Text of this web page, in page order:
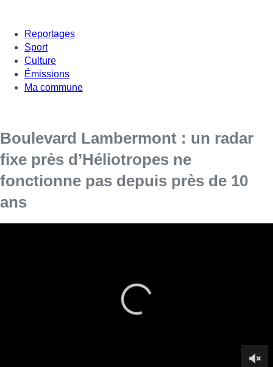
Reportages
Sport
Culture
Émissions
Ma commune
Boulevard Lambermont : un radar
fixe près d’Héliotropes ne
fonctionne pas depuis près de 10
ans
Alors qu’un accident grave a touché deux enfants et leur grand-
mère à hauteur de l’arrêt Héliotropes, au carrefour de l’avenue
fonctionne pas correctement. Ce radar est censé détecter
quand une voiture brûle le feu tricolore ou quand une voiture